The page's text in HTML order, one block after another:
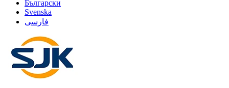
Български
Svenska
فارسی